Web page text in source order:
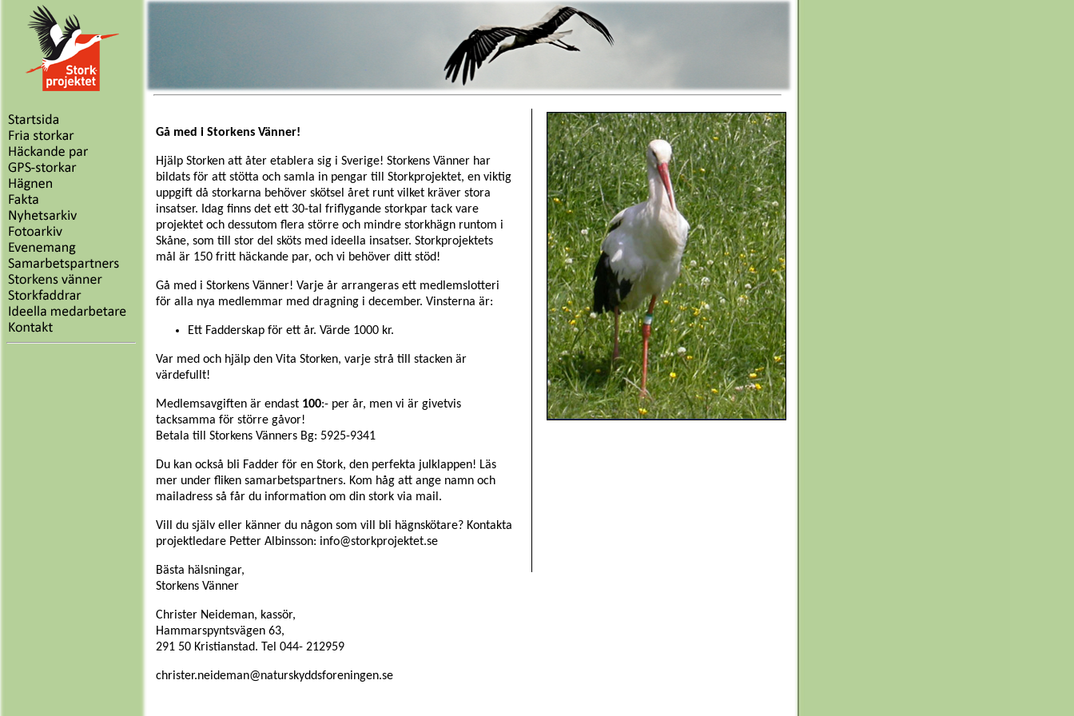
Gå med i Storkens Vänner!
Hjälp Storken att åter etablera sig i Sverige! Storkens Vänner har
bildats för att stötta och samla in pengar till Storkprojektet, en viktig
uppgift då storkarna behöver skötsel året runt vilket kräver stora
insatser. Idag finns det ett 30-tal friflygande storkpar tack vare
projektet och dessutom flera större och mindre storkhägn runtom i
Skåne, som till stor del sköts med ideella insatser. Storkprojektets
mål är 150 fritt häckande par, och vi behöver ditt stöd!
Gå med i Storkens Vänner! Varje år arrangeras ett medlemslotteri
för alla nya medlemmar med dragning i december. Vinsterna är:
Ett Fadderskap för ett år. Värde 1000 kr.
Var med och hjälp den Vita Storken, varje strå till stacken är
värdefullt!
Medlemsavgiften är endast 100:- per år, men vi är givetvis
tacksamma för större gåvor!
Betala till Storkens Vänners Bg: 5925-9341
Du kan också bli Fadder för en Stork, den perfekta julklappen! Läs
mer under fliken samarbetspartners. Kom håg att ange namn och
mailadress så får du information om din stork via mail.
Vill du själv eller känner du någon som vill bli hägnskötare? Kontakta
projektledare Petter Albinsson: info@storkprojektet.se
Bästa hälsningar,
Storkens Vänner
Christer Neideman, kassör,
Hammarspyntsvägen 63,
291 50 Kristianstad. Tel 044- 212959
christer.neideman@naturskyddsforeningen.se